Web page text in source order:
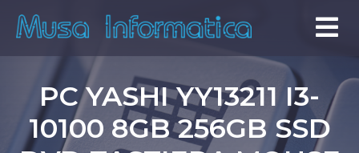
PC YASHI YY13211 I3-
10100 8GB 256GB SSD